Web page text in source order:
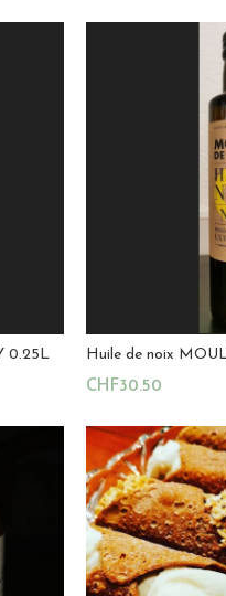
La
0.25L
Huile de noix
CHF30.50
Magasin: La
4.8sur 5